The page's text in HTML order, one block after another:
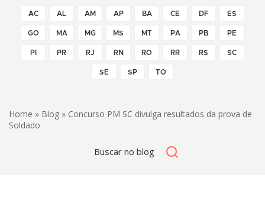
AC AL AM AP BA CE DF ES
GO MA MG MS MT PA PB PE
PI PR RJ RN RO RR RS SC
SE SP TO
Home » Blog » Concurso PM SC divulga resultados da prova de
Soldado